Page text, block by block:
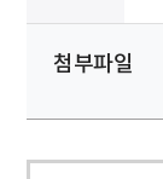
첨부파일